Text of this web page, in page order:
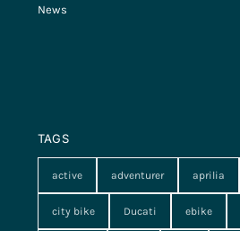
News
TAGS
active adventurer aprilia
city bike Ducati ebike